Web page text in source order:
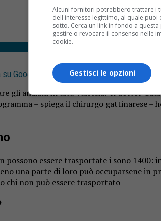
Google
gli anziani in alta Valsesia.Il dottor
– spiega il chirurgo gattinarese
possono essere trasportate i sono
una parte di loro può occuparsene
chi non può essere trasportato
Alcuni fornitori potrebbero trattare i
dell'interesse legittimo, al quale
sotto. Cerca un link in fondo a
gestire o revocare il consenso nelle
cookie.
Gestisci le opzioni